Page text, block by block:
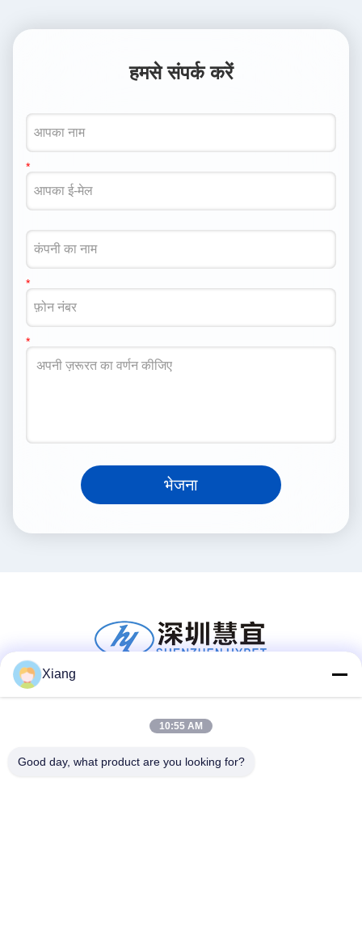
हमसे संपर्क करें
भेजना
Xiang
10:55 AM
Good day, what product are you looking for?